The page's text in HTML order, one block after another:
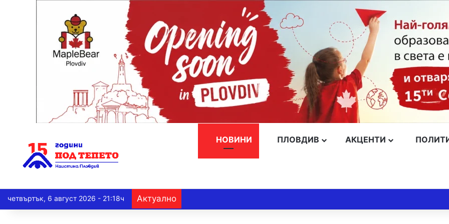
НОВИНИ ПЛОВДИВ АКЦЕНТИ
четвъртък, 6 август 2026 - 21:18ч Актуално